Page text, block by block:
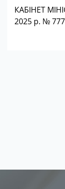
КАБІНЕТ
2025 р. № 777